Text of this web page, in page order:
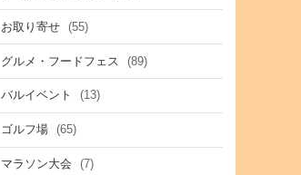
お取り寄せ (55)
グルメ・フードフェス (89)
バルイベント (13)
ゴルフ場 (65)
マラソン大会 (7)